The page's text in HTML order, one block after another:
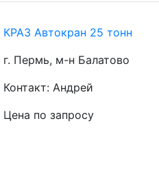
КРАЗ Автокран 25 тонн
г. Пермь, м-н Балатово
Контакт: Андрей
Цена по запросу